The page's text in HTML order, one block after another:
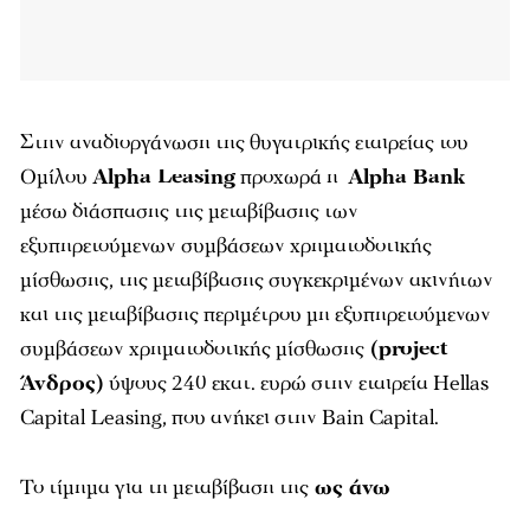
Στην αναδιοργάνωση της θυγατρικής εταιρείας του
Ομίλου Alpha Leasingπροχωρά η Alpha Bank
μέσω διάσπασης της μεταβίβασης των
εξυπηρετούμενων συμβάσεων χρηματοδοτικής
μίσθωσης, της μεταβίβασης συγκεκριμένων ακινήτων
και της μεταβίβασης περιμέτρου μη εξυπηρετούμενων
συμβάσεων χρηματοδοτικής μίσθωσης (project
Άνδρος) ύψους 240 εκατ. ευρώ στην εταιρεία Hellas
Capital Leasing, που ανήκει στην Bain Capital.
Το τίμημα για τη μεταβίβαση της ως άνω